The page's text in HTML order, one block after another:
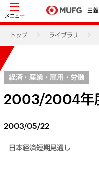
メニュー
トップ ライブラリ
経済・産業・雇用・労働
2003/2004年
2003/05/22
日本経済短期見通し